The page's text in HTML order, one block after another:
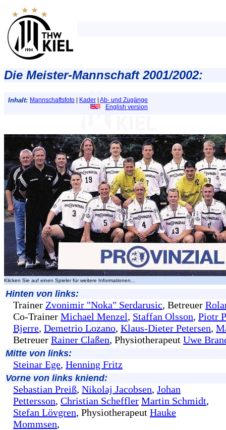
Die Meister-Mannschaft 2001/2002:
Inhalt: Mannschaftsfoto Kader Ab- und Zugänge
English version
Klicken Sie auf einen Spieler für weitere Informationen...
Hinten von links:
Trainer Zvonimir "Noka" Serdarusic, Betreuer
Co-Trainer Michael Menzel, Staffan Olsson, Piotr
Bjerre, Demetrio Lozano, Klaus-Dieter Petersen,
Betreuer Rainer Claßen, Physiotherapeut Uwe
Mitte von links:
Steinar Ege, Henning Fritz
Vorne von links kniend:
Sebastian Preiß, Nikolaj Jacobsen, Johan
Pettersson, Christian Scheffler Martin Schmidt,
Stefan Lövgren, Physiotherapeut Hauke
Mommsen,